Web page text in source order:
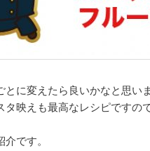
とに変えたら良いかなと思
タ映えも最高なレシピです
です。